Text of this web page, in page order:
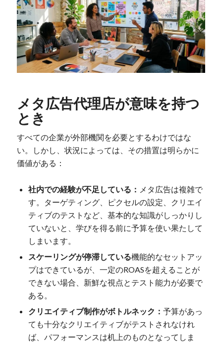
メタ広告代理店が意味を持つ
とき
すべての企業が外部機関を必要とするわけではな
い。しかし、状況によっては、その措置は明らかに
価値がある：
社内での経験が不足している： メタ広告は複雑で
す。ターゲティング、ピクセルの設定、クリエイ
ティブのテストなど、基本的な知識がしっかりし
ていないと、学びを得る前に予算を使い果たして
しまいます。
スケーリングが停滞している機能的なセットアッ
プはできているが、一定のROASを超えることが
できない場合、新鮮な視点とテスト能力が必要で
ある。
クリエイティブ制作がボトルネック： 予算があっ
ても十分なクリエイティブがテストされなけれ
ば、パフォーマンスは机上のものとなってしま